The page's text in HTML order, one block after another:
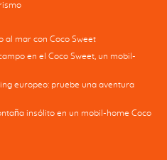
al mar con Coco Sweet
en el Coco Sweet, un mobil-
europeo: pruebe una aventura
insólito en un mobil-home Coco